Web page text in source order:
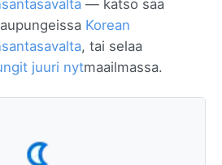
— katso sää
Korean
, tai selaa
juuri nytmaailmassa.